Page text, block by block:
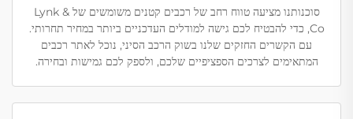
סוכנותנו מציעה טווח רחב של רכבים קטנים משומשים של Lynk &
Co, כדי להבטיח לכם גישה למודלים העדכניים ביותר במחיר תחרותי.
עם הקשרים החזקים שלנו בשוק הרכב הסיני, נוכל לאתר רכבים
המתאימים לצרכים הספציפיים שלכם, ולספק לכם גמישות ובחירה.